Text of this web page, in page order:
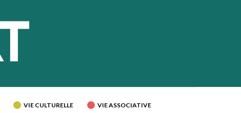
VIE CULTURELLE VIE ASSOCIATIVE